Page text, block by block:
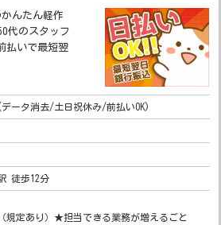
んたん軽作
代のスタッフ
払いで最短翌
ータ消去/土日祝休み/前払いOK)
徒歩12分
規定あり）★担当できる業務が増えるごと